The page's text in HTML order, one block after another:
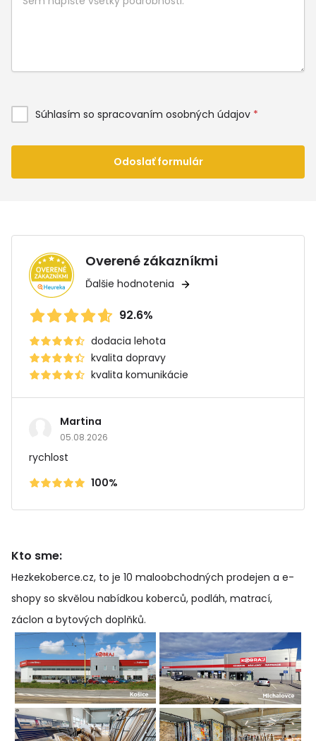
Súhlasím so spracovaním osobných údajov *
Odoslať formulár
Overené zákazníkmi
Ďalšie hodnotenia
92.6%
dodacia lehota
kvalita dopravy
kvalita komunikácie
Martina
05.08.2026
rychlost
100%
Kto sme:
Hezkekoberce.cz, to je 10 maloobchodných prodejen a e-
shopy so skvělou nabídkou koberců, podláh, matrací,
záclon a bytových doplňků.